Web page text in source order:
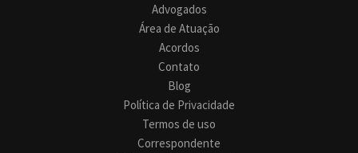
Advogados
Área de Atuação
Acordos
Contato
Blog
Política de Privacidade
Termos de uso
Correspondente